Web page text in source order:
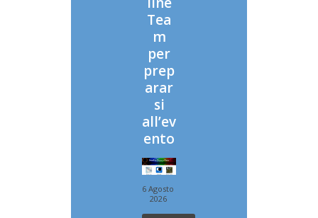
Tea
m
per
prep
arar
si
all’ev
ento
6 Agosto
2026